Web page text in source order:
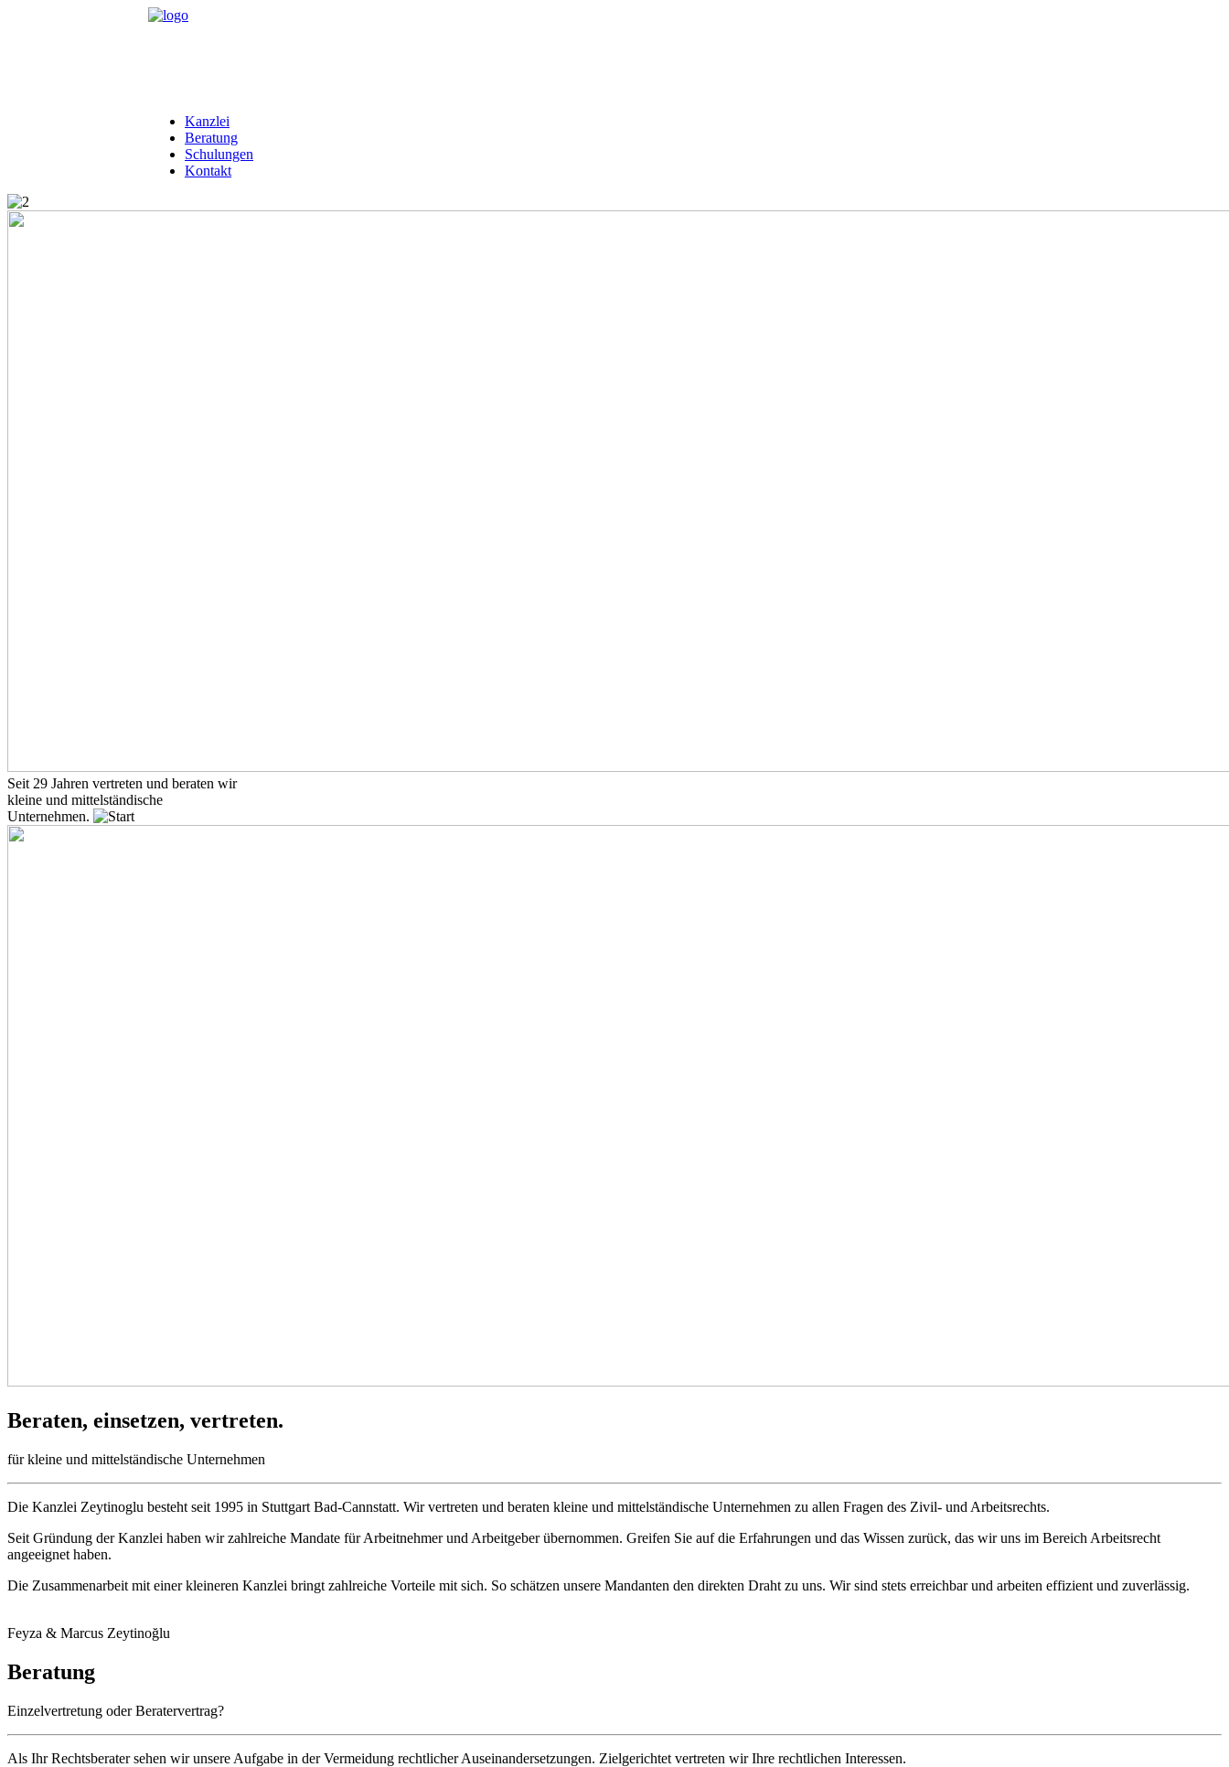
Kanzlei
Beratung
Schulungen
Kontakt
Seit 29 Jahren vertreten und beraten wir
kleine und mittelständische
Unternehmen.
Beraten, einsetzen, vertreten.
für kleine und mittelständische Unternehmen
Die Kanzlei Zeytinoglu besteht seit 1995 in Stuttgart Bad-Cannstatt. Wir vertreten und beraten kleine und mittelständische Unternehmen zu allen Fragen des Zivil- und Arbeitsrechts.
Seit Gründung der Kanzlei haben wir zahlreiche Mandate für Arbeitnehmer und Arbeitgeber übernommen. Greifen Sie auf die Erfahrungen und das Wissen zurück, das wir uns im Bereich Arbeitsrecht
angeeignet haben.
Die Zusammenarbeit mit einer kleineren Kanzlei bringt zahlreiche Vorteile mit sich. So schätzen unsere Mandanten den direkten Draht zu uns. Wir sind stets erreichbar und arbeiten effizient und zuverlässig.
Feyza & Marcus Zeytinoğlu
Beratung
Einzelvertretung oder Beratervertrag?
Als Ihr Rechtsberater sehen wir unsere Aufgabe in der Vermeidung rechtlicher Auseinandersetzungen. Zielgerichtet vertreten wir Ihre rechtlichen Interessen.